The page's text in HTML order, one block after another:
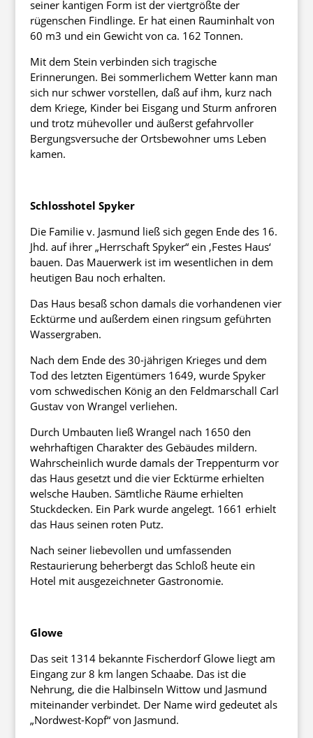
seiner kantigen Form ist der viertgrößte der
rügenschen Findlinge. Er hat einen Rauminhalt von
60 m3 und ein Gewicht von ca. 162 Tonnen.
Mit dem Stein verbinden sich tragische
Erinnerungen. Bei sommerlichem Wetter kann man
sich nur schwer vorstellen, daß auf ihm, kurz nach
dem Kriege, Kinder bei Eisgang und Sturm anfroren
und trotz mühevoller und äußerst gefahrvoller
Bergungsversuche der Ortsbewohner ums Leben
kamen.
Schlosshotel Spyker
Die Familie v. Jasmund ließ sich gegen Ende des 16.
Jhd. auf ihrer „Herrschaft Spyker“ ein ‚Festes Haus‘
bauen. Das Mauerwerk ist im wesentlichen in dem
heutigen Bau noch erhalten.
Das Haus besaß schon damals die vorhandenen vier
Ecktürme und außerdem einen ringsum geführten
Wassergraben.
Nach dem Ende des 30-jährigen Krieges und dem
Tod des letzten Eigentümers 1649, wurde Spyker
vom schwedischen König an den Feldmarschall Carl
Gustav von Wrangel verliehen.
Durch Umbauten ließ Wrangel nach 1650 den
wehrhaftigen Charakter des Gebäudes mildern.
Wahrscheinlich wurde damals der Treppenturm vor
das Haus gesetzt und die vier Ecktürme erhielten
welsche Hauben. Sämtliche Räume erhielten
Stuckdecken. Ein Park wurde angelegt. 1661 erhielt
das Haus seinen roten Putz.
Nach seiner liebevollen und umfassenden
Restaurierung beherbergt das Schloß heute ein
Hotel mit ausgezeichneter Gastronomie.
Glowe
Das seit 1314 bekannte Fischerdorf Glowe liegt am
Eingang zur 8 km langen Schaabe. Das ist die
Nehrung, die die Halbinseln Wittow und Jasmund
miteinander verbindet. Der Name wird gedeutet als
„Nordwest-Kopf“ von Jasmund.